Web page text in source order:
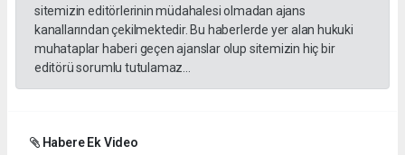
sitemizin editörlerinin müdahalesi olmadan ajans
kanallarından çekilmektedir. Bu haberlerde yer alan hukuki
muhataplar haberi geçen ajanslar olup sitemizin hiç bir
editörü sorumlu tutulamaz...
Habere Ek Video